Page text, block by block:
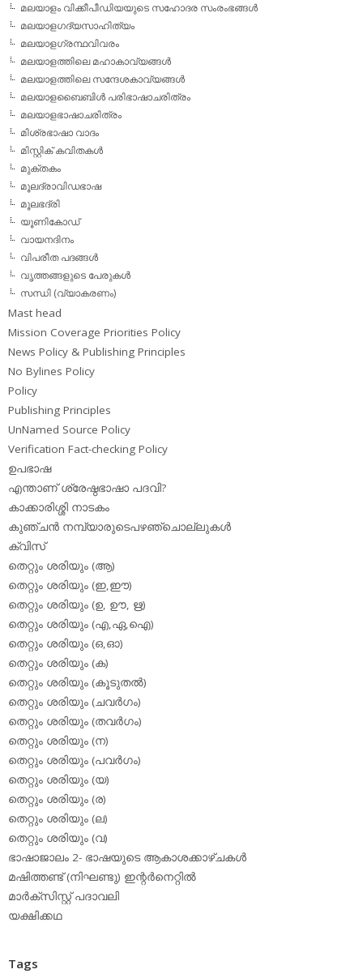
മലയാളം വിക്കീപീഡിയയുടെ സഹോദര സംരംഭങ്ങള്‍
മലയാളഗദ്യസാഹിത്യം
മലയാളഗ്രന്ഥവിവരം
മലയാളത്തിലെ മഹാകാവ്യങ്ങള്‍
മലയാളത്തിലെ സന്ദേശകാവ്യങ്ങള്‍
മലയാളബൈബിള്‍ പരിഭാഷാചരിത്രം
മലയാളഭാഷാചരിത്രം
മിശ്രഭാഷാ വാദം
മിസ്റ്റിക് കവിതകള്‍
മുക്തകം
മൂലദ്രാവിഡഭാഷ
മൂലഭദ്രി
യൂണികോഡ്
വായനദിനം
വിപരീത പദങ്ങള്‍
വൃത്തങ്ങളുടെ പേരുകള്‍
സന്ധി (വ്യാകരണം)
Mast head
Mission Coverage Priorities Policy
News Policy & Publishing Principles
No Bylines Policy
Policy
Publishing Principles
UnNamed Source Policy
Verification Fact-checking Policy
ഉപഭാഷ
എന്താണ് ശ്രേഷ്ഠഭാഷാ പദവി?
കാക്കാരിശ്ശി നാടകം
കുഞ്ചന്‍ നമ്പ്യാരുടെപഴഞ്ചൊല്ലുകള്‍
ക്വിസ്
തെറ്റും ശരിയും (ആ)
തെറ്റും ശരിയും (ഇ,ഈ)
തെറ്റും ശരിയും (ഉ, ഊ, ഋ)
തെറ്റും ശരിയും (എ,ഏ,ഐ)
തെറ്റും ശരിയും (ഒ,ഓ)
തെറ്റും ശരിയും (ക)
തെറ്റും ശരിയും (കൂടുതല്‍)
തെറ്റും ശരിയും (ചവര്‍ഗം)
തെറ്റും ശരിയും (തവര്‍ഗം)
തെറ്റും ശരിയും (ന)
തെറ്റും ശരിയും (പവര്‍ഗം)
തെറ്റും ശരിയും (യ)
തെറ്റും ശരിയും (ര)
തെറ്റും ശരിയും (ല)
തെറ്റും ശരിയും (വ)
ഭാഷാജാലം 2- ഭാഷയുടെ ആകാശക്കാഴ്ചകള്‍
മഷിത്തണ്ട് (നിഘണ്ടു) ഇന്റര്‍നെറ്റില്‍
മാര്‍ക്‌സിസ്റ്റ് പദാവലി
യക്ഷിക്കഥ
Tags